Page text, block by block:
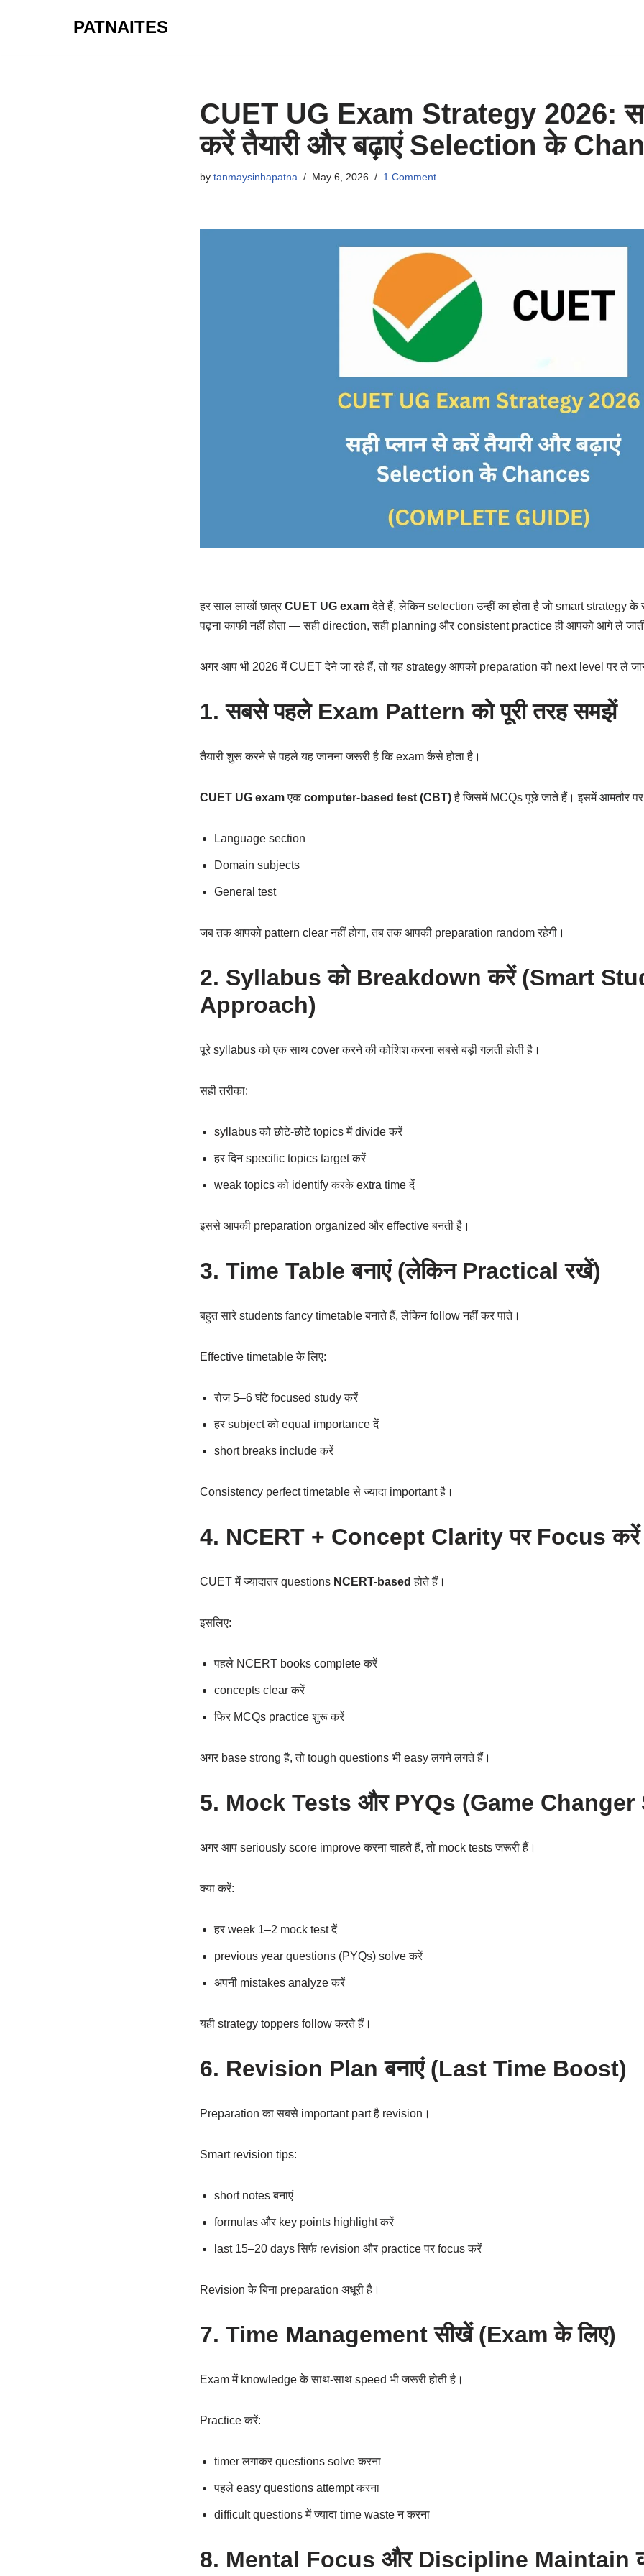
PATNAITES
CUET UG Exam Strategy 2026:
करें तैयारी और बढ़ाएं Selection के
by tanmaysinhapatna May 6, 2026 1 Comment
हर साल लाखों छात्र CUET UG examदेते हैं, लेकिन selection उन्हीं का होता है जो smart strategy के
पढ़ना काफी नहीं होता — सही direction, सही planning और consistent practice ही आपको आगे ले
अगर आप भी 2026 में CUET देने जा रहे हैं, तो यह strategy आपको preparation को next level पर ले
1. सबसे पहले Exam Pattern को पूरी तरह समझें
तैयारी शुरू करने से पहले यह जानना जरूरी है कि exam कैसे होता है।
CUET UG examएकcomputer-based test (CBT)है जिसमें MCQs पूछे जाते हैं। इसमें आमतौर पर
Language section
Domain subjects
General test
जब तक आपको pattern clear नहीं होगा, तब तक आपकी preparation random रहेगी।
2. Syllabus को Breakdown करें (Smart
Approach)
पूरे syllabus को एक साथ cover करने की कोशिश करना सबसे बड़ी गलती होती है।
सही तरीका:
syllabus को छोटे-छोटे topics में divide करें
हर दिन specific topics target करें
weak topics को identify करके extra time दें
इससे आपकी preparation organized और effective बनती है।
3. Time Table बनाएं (लेकिन Practical रखें)
बहुत सारे students fancy timetable बनाते हैं, लेकिन follow नहीं कर पाते।
Effective timetable के लिए:
रोज 5–6 घंटे focused study करें
हर subject को equal importance दें
short breaks include करें
Consistency perfect timetable से ज्यादा important है।
4. NCERT + Concept Clarity पर Focus करें
CUET में ज्यादातर questions NCERT-based होते हैं।
इसलिए:
पहले NCERT books complete करें
concepts clear करें
फिर MCQs practice शुरू करें
अगर base strong है, तो tough questions भी easy लगने लगते हैं।
5. Mock Tests और PYQs (Game Changer
अगर आप seriously score improve करना चाहते हैं, तो mock tests जरूरी हैं।
क्या करें:
हर week 1–2 mock test दें
previous year questions (PYQs) solve करें
अपनी mistakes analyze करें
यही strategy toppers follow करते हैं।
6. Revision Plan बनाएं (Last Time Boost)
Preparation का सबसे important part है revision।
Smart revision tips:
short notes बनाएं
formulas और key points highlight करें
last 15–20 days सिर्फ revision और practice पर focus करें
Revision के बिना preparation अधूरी है।
7. Time Management सीखें (Exam के लिए)
Exam में knowledge के साथ-साथ speed भी जरूरी होती है।
Practice करें:
timer लगाकर questions solve करना
पहले easy questions attempt करना
difficult questions में ज्यादा time waste न करना
8. Mental Focus और Discipline Maintain